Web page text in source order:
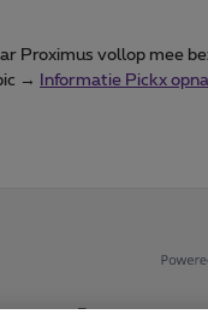
Proximus vollop mee
→
Informatie Pickx